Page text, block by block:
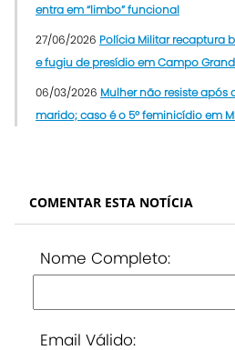
entra em “limbo” funcional
27/06/2026 Polícia Militar recaptura
e fugiu de presídio em Campo
06/03/2026 Mulher não resiste
marido; caso é o 5º feminicídio em
COMENTAR ESTA NOTÍCIA
Nome Completo:
Email Válido: